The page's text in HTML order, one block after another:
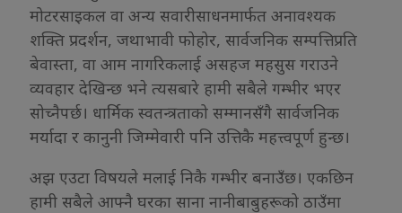
मोटरसाइकल वा अन्य सवारीसाधनमार्फत अनावश्यक
शक्ति प्रदर्शन, जथाभावी फोहोर, सार्वजनिक सम्पत्तिप्रति
बेवास्ता, वा आम नागरिकलाई असहज महसुस गराउने
व्यवहार देखिन्छ भने त्यसबारे हामी सबैले गम्भीर भएर
सोच्नैपर्छ। धार्मिक स्वतन्त्रताको सम्मानसँगै सार्वजनिक
मर्यादा र कानुनी जिम्मेवारी पनि उत्तिकै महत्त्वपूर्ण हुन्छ।
अझ एउटा विषयले मलाई निकै गम्भीर बनाउँछ। एकछिन
हामी सबैले आफ्नै घरका साना नानीबाबुहरूको ठाउँमा